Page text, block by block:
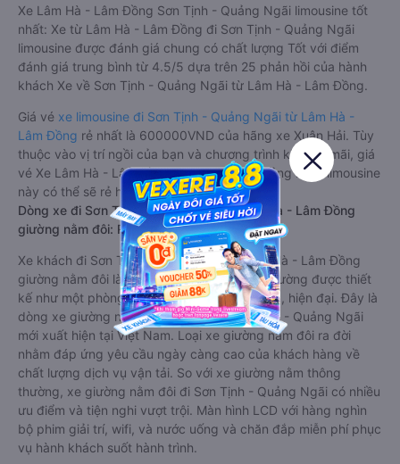
Xe Lâm Hà - Lâm Đồng Sơn Tịnh - Quảng Ngãi limousine tốt
nhất: Xe từ Lâm Hà - Lâm Đồng đi Sơn Tịnh - Quảng Ngãi
limousine được đánh giá chung có chất lượng Tốt với điểm
đánh giá trung bình từ 4.5/5 dựa trên 25 phản hồi của hành
khách Xe về Sơn Tịnh - Quảng Ngãi từ Lâm Hà - Lâm Đồng.
Giá vé xe limousine đi Sơn Tịnh - Quảng Ngãi từ Lâm Hà -
Lâm Đồng rẻ nhất là 600000VND của hãng xe Xuân Hải. Tùy
thuộc vào vị trí ngồi của bạn và chương trình khuyến mãi, giá
vé Xe Lâm Hà - Lâm Đồng đi Sơn Tịnh - Quảng Ngãi limousine
này có thể sẽ rẻ hơn
Dòng xe đi Sơn Tịnh - Quảng Ngãi từ Lâm Hà - Lâm Đồng
giường nằm đôi: Riêng tư, đầy đủ tiện nghi
Xe khách đi Sơn Tịnh - Quảng Ngãi từ Lâm Hà - Lâm Đồng
giường nằm đôi là loại xe đặc biệt. Với mỗi giường được thiết
kế như một phòng ngủ khách sạn sang trọng, hiện đại. Đây là
dòng xe giường nằm cho cặp đôi đi Sơn Tịnh - Quảng Ngãi
mới xuất hiện tại Việt Nam. Loại xe giường nằm đôi ra đời
nhằm đáp ứng yêu cầu ngày càng cao của khách hàng về
chất lượng dịch vụ vận tải. So với xe giường nằm thông
thường, xe giường nằm đôi đi Sơn Tịnh - Quảng Ngãi có nhiều
ưu điểm và tiện nghi vượt trội. Màn hình LCD với hàng nghìn
bộ phim giải trí, wifi, và nước uống và chăn đắp miễn phí phục
vụ hành khách suốt hành trình.